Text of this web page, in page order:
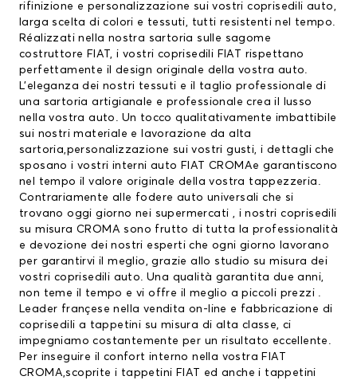
rifinizione e personalizzazione sui vostri coprisedili auto,
larga scelta di colori e tessuti, tutti resistenti nel tempo.
Réalizzati nella nostra sartoria sulle sagome
costruttore FIAT, i vostri coprisedili FIAT
rispettano
perfettamente il design originale della vostra auto.
L’eleganza dei nostri tessuti e il taglio professionale di
una sartoria artigianale e professionale crea il lusso
nella vostra auto. Un tocco qualitativamente imbattibile
sui nostri materiale e lavorazione da alta
sartoria,personalizzazione sui vostri gusti, i dettagli che
sposano i vostri interni auto FIAT CROMAe garantiscono
nel tempo il valore originale della vostra tappezzeria.
Contrariamente alle fodere auto universali che si
trovano oggi giorno nei supermercati , i nostri coprisedili
su misura CROMA sono frutto di tutta la professionalità
e devozione dei nostri esperti che ogni giorno lavorano
per garantirvi il meglio, grazie allo studio su misura dei
vostri coprisedili auto. Una qualità garantita due anni,
non teme il tempo e vi offre il meglio a piccoli prezzi .
Leader françese nella vendita on-line e fabbricazione di
coprisedili a tappetini su misura di alta classe, ci
impegniamo costantemente per un risultato eccellente.
Per inseguire il confort interno nella vostra FIAT
CROMA,scoprite i tappetini FIAT ed anche i tappetini